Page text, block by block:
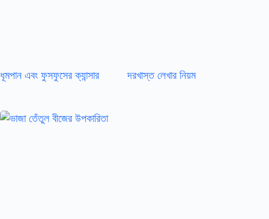
ধূমপান এবং ফুসফুসের ক্যান্সার দরখাস্ত লেখার নিয়ম